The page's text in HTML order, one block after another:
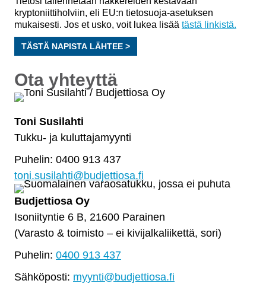
kryptoniittiholviin, eli EU:n tietosuoja-asetuksen
mukaisesti. Jos et usko, voit lukea lisää tästä linkistä.
TÄSTÄ NAPISTA LÄHTEE >
Ota yhteyttä
Toni Susilahti
Tukku- ja kuluttajamyynti
Puhelin: 0400 913 437
toni.susilahti@budjettiosa.fi
Budjettiosa Oy
Isoniityntie 6 B, 21600 Parainen
(Varasto & toimisto – ei kivijalkaliikettä, sori)
Puhelin: 0400 913 437
Sähköposti: myynti@budjettiosa.fi